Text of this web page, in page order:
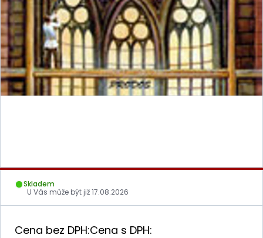
Skladem
U Vás může být již17.08.2026
Cena bez DPH:Cena s DPH: